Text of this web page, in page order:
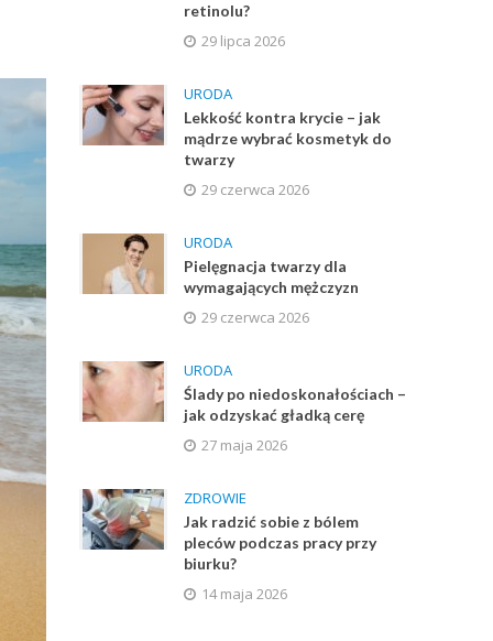
retinolu?
29 lipca 2026
URODA
Lekkość kontra krycie – jak
mądrze wybrać kosmetyk do
twarzy
29 czerwca 2026
URODA
Pielęgnacja twarzy dla
wymagających mężczyzn
29 czerwca 2026
URODA
Ślady po niedoskonałościach –
jak odzyskać gładką cerę
27 maja 2026
ZDROWIE
Jak radzić sobie z bólem
pleców podczas pracy przy
biurku?
14 maja 2026